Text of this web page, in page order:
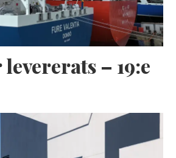
– 19:e